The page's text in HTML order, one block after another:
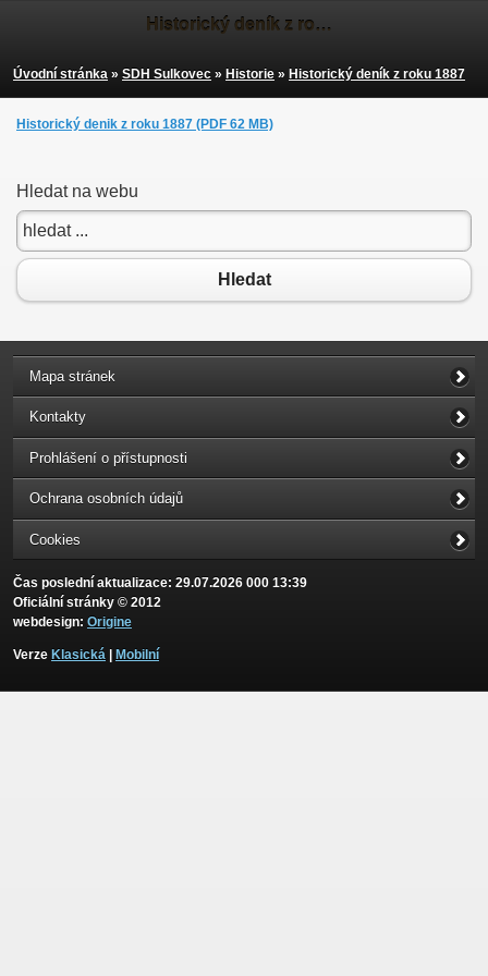
Historický deník z roku 1887
Úvodní stránka » SDH Sulkovec » Historie » Historický deník z roku 1887
Historický denik z roku 1887 (PDF 62 MB)
Hledat na webu
Hledat
Mapa stránek
Kontakty
Prohlášení o přístupnosti
Ochrana osobních údajů
Cookies
Čas poslední aktualizace: 29.07.2026 000 13:39
Oficiální stránky © 2012
webdesign: Origine
Verze Klasická Mobilní